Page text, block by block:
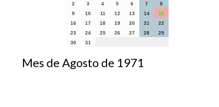
2
3 4 5 6 7
8
9
10 11 12 13 14
15
16
17 18 19 20 21
22
23
24 25 26 27 28
29
30
31
Mes de Agosto de 1971